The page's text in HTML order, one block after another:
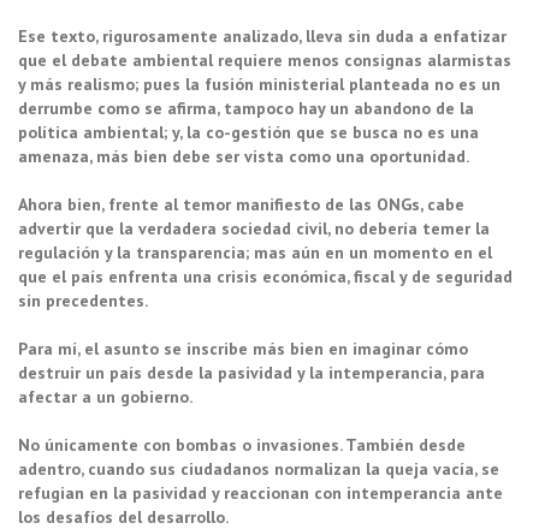
Ese texto, rigurosamente analizado, lleva sin duda a enfatizar
que el debate ambiental requiere menos consignas alarmistas
y más realismo; pues la fusión ministerial planteada no es un
derrumbe como se afirma, tampoco hay un abandono de la
política ambiental; y, la co-gestión que se busca no es una
amenaza, más bien debe ser vista como una oportunidad.
Ahora bien, frente al temor manifiesto de las ONGs, cabe
advertir que la verdadera sociedad civil, no debería temer la
regulación y la transparencia; mas aún en un momento en el
que el país enfrenta una crisis económica, fiscal y de seguridad
sin precedentes.
Para mí, el asunto se inscribe más bien en imaginar cómo
destruir un país desde la pasividad y la intemperancia, para
afectar a un gobierno.
No únicamente con bombas o invasiones. También desde
adentro, cuando sus ciudadanos normalizan la queja vacía, se
refugian en la pasividad y reaccionan con intemperancia ante
los desafíos del desarrollo.